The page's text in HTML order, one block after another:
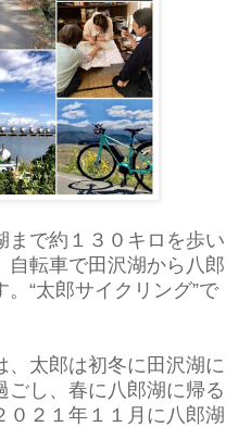
で約１３０キロを歩い
自転車で田沢湖から八郎
“太郎サイクリング”で
太郎は初冬に田沢湖に
ごし、春に八郎湖に帰る
０２１年１１月に八郎湖